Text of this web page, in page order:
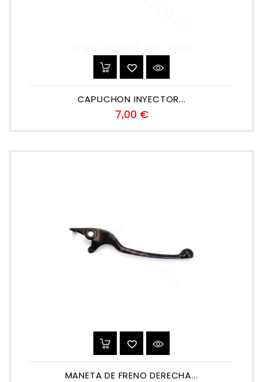
CAPUCHON INYECTOR...
7,00 €Precio
MANETA DE FRENO DERECHA...